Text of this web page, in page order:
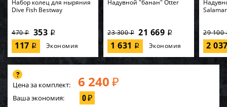
Набор колец для ныряния
Dive Fish Bestway
470i 353 i
117 i Экономия
Надувной "банан" Otter
23 300i 21 669 i
1 631 i Экономия
29 100
2
Цена за комплект: 6 240 ₽
Ваша экономия: 0₽